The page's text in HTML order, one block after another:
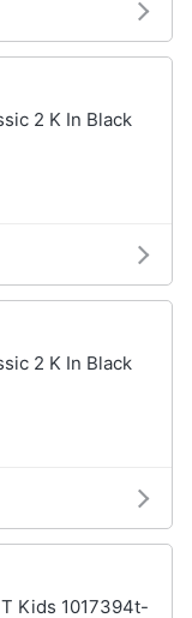
2 K In Black
2 K In Black
Kids 1017394t-